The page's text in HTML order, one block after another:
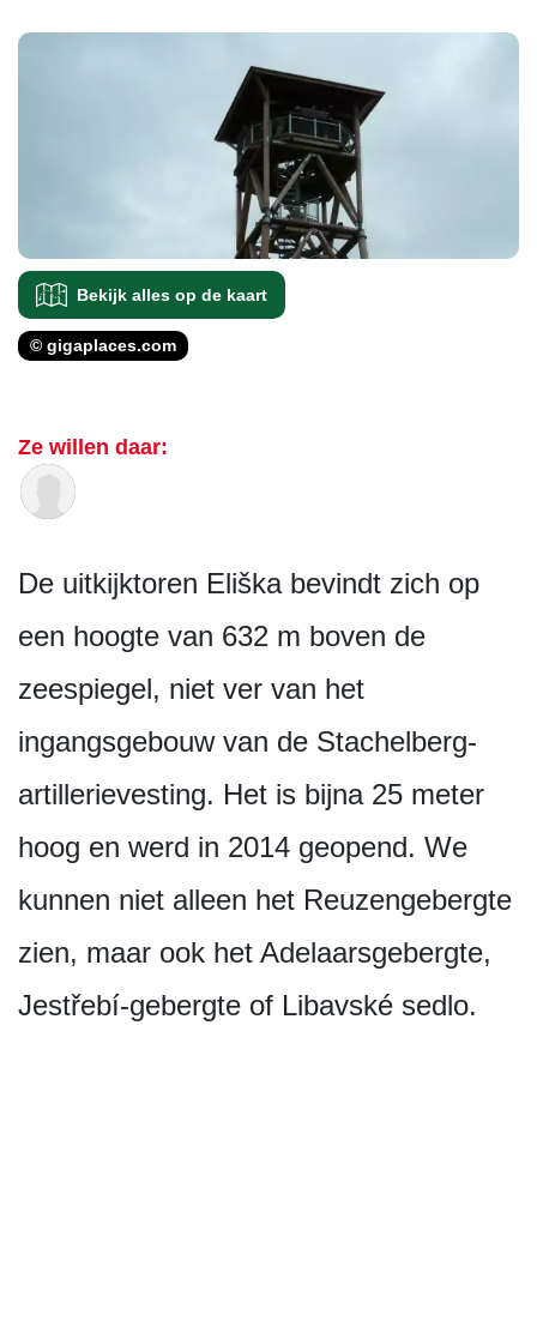
Bekijk alles op de kaart
© gigaplaces.com
Ze willen daar:
De uitkijktoren Eliška bevindt zich op
een hoogte van 632 m boven de
zeespiegel, niet ver van het
ingangsgebouw van de Stachelberg-
artillerievesting. Het is bijna 25 meter
hoog en werd in 2014 geopend. We
kunnen niet alleen het Reuzengebergte
zien, maar ook het Adelaarsgebergte,
Jestřebí-gebergte of Libavské sedlo.